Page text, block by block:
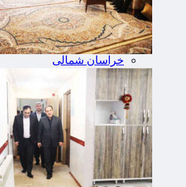
تهران
چهارمحال و بختیاری
خراسان جنوبی
خراسان رضوی
خراسان شمالی
خوزستان
زنجان
سمنان
سیستان و بلوچستان
فارس
قزوین
قم
کردستان
کرمان